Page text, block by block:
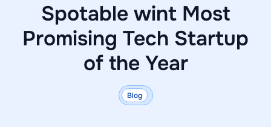
Spotable wint Most
Promising Tech Startup
of the Year
Blog